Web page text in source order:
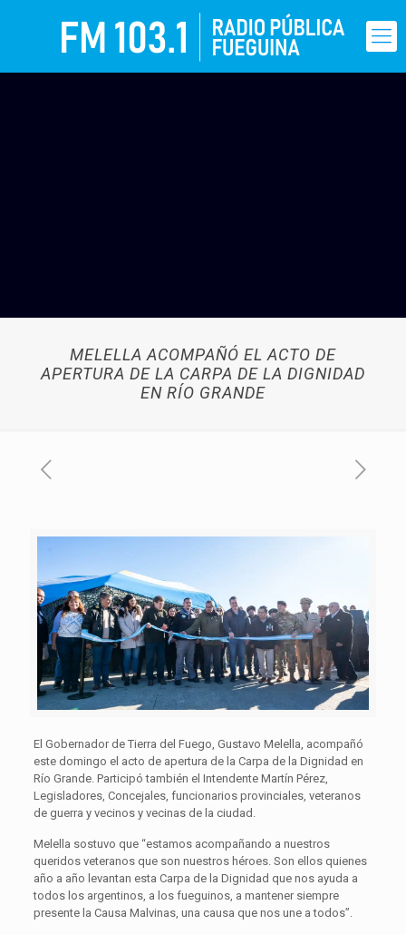
MELELLA ACOMPAÑÓ EL ACTO DE
APERTURA DE LA CARPA DE LA DIGNIDAD
EN RÍO GRANDE
El Gobernador de Tierra del Fuego, Gustavo Melella, acompañó
este domingo el acto de apertura de la Carpa de la Dignidad en
Río Grande. Participó también el Intendente Martín Pérez,
Legisladores, Concejales, funcionarios provinciales, veteranos
de guerra y vecinos y vecinas de la ciudad.
Melella sostuvo que “estamos acompañando a nuestros
queridos veteranos que son nuestros héroes. Son ellos quienes
año a año levantan esta Carpa de la Dignidad que nos ayuda a
todos los argentinos, a los fueguinos, a mantener siempre
presente la Causa Malvinas, una causa que nos une a todos”.